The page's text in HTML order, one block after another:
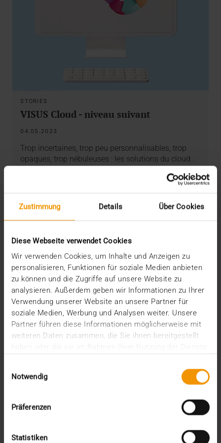
Zustimmung Details Über Cookies
Diese Webseite verwendet Cookies
Wir verwenden Cookies, um Inhalte und Anzeigen zu
personalisieren, Funktionen für soziale Medien anbieten
zu können und die Zugriffe auf unsere Website zu
analysieren. Außerdem geben wir Informationen zu Ihrer
Verwendung unserer Website an unsere Partner für
soziale Medien, Werbung und Analysen weiter. Unsere
Partner führen diese Informationen möglicherweise mit
weiteren Daten zusammen, die Sie ihnen bereitgestellt
Notwendig
Präferenzen
Statistiken
STORIES
VISUS Cloud - niveau suivant
04.05.2023
Trop incertaines, trop peu personnalisables, trop
opaques, trop nébuleuses : les solutions du cloud…
EN SAVOIR PLUS
STORIES